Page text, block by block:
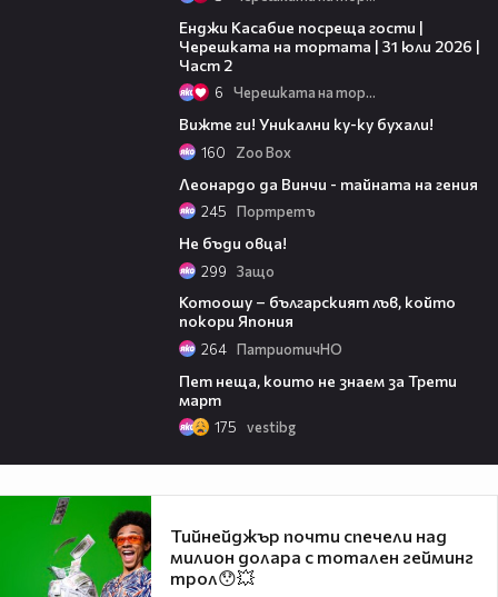
Енджи Касабие посреща гости |
Черешката на тортата | 31 юли 2026 |
Част 2
6 Черешката на тортата
Вижте ги! Уникални ку-ку бухали!
160 Zoo Box
Леонардо да Винчи - тайната на гения
245 Портретъ
Не бъди овца!
299 Защо
Котоошу – българският лъв, който
покори Япония
264 ПатриотичНО
Пет неща, които не знаем за Трети
март
175 vestibg
Тийнейджър почти спечели над
милион долара с тотален гейминг
трол😯💥